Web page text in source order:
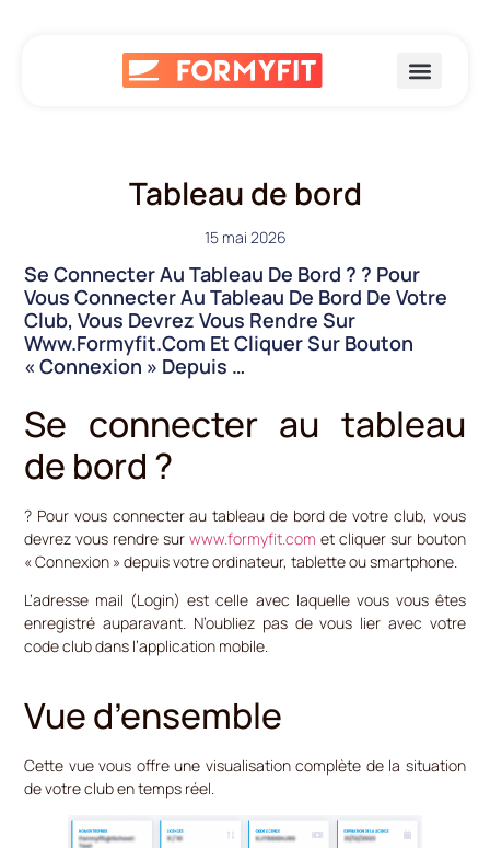
Tableau de bord
15 mai 2026
Se Connecter Au Tableau De Bord ? ? Pour
Vous Connecter Au Tableau De Bord De Votre
Club, Vous Devrez Vous Rendre Sur
Www.formyfit.com Et Cliquer Sur Bouton
« Connexion » Depuis …
Se connecter au tableau
de bord ?
? Pour vous connecter au tableau de bord de votre club, vous
devrez vous rendre sur www.formyfit.com et cliquer sur bouton
« Connexion » depuis votre ordinateur, tablette ou smartphone.
L’adresse mail (Login) est celle avec laquelle vous vous êtes
enregistré auparavant. N’oubliez pas de vous lier avec votre
code club dans l’application mobile.
Vue d’ensemble
Cette vue vous offre une visualisation complète de la situation
de votre club en temps réel.